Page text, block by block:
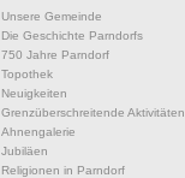
Unsere Gemeinde
Die Geschichte Parndorfs
750 Jahre Parndorf
Topothek
Neuigkeiten
Grenzüberschreitende Aktivitäten
Ahnengalerie
Jubiläen
Religionen in Parndorf